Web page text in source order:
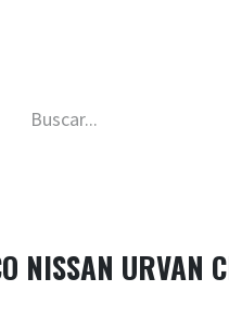
NISSAN URVAN